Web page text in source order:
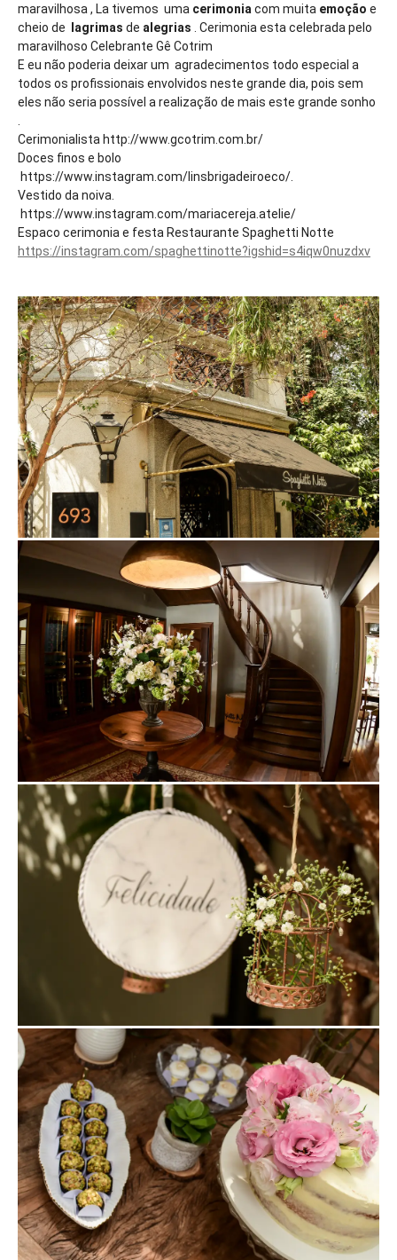
maravilhosa , La tivemos uma cerimonia com muita emoção e
cheio de
lagrimas de alegrias . Cerimonia esta celebrada pelo
maravilhoso Celebrante Gê Cotrim
E eu não poderia deixar um agradecimentos todo especial a
todos os profissionais envolvidos neste grande dia, pois sem
eles não seria possível a realização de mais este grande sonho
Cerimonialista http://www.gcotrim.com.br/
Doces finos e bolo
https://www.instagram.com/linsbrigadeiroeco/.
Vestido da noiva.
https://www.instagram.com/mariacereja.atelie/
Espaco cerimonia e festa Restaurante Spaghetti Notte
https://instagram.com/spaghettinotte?igshid=s4iqw0nuzdxv